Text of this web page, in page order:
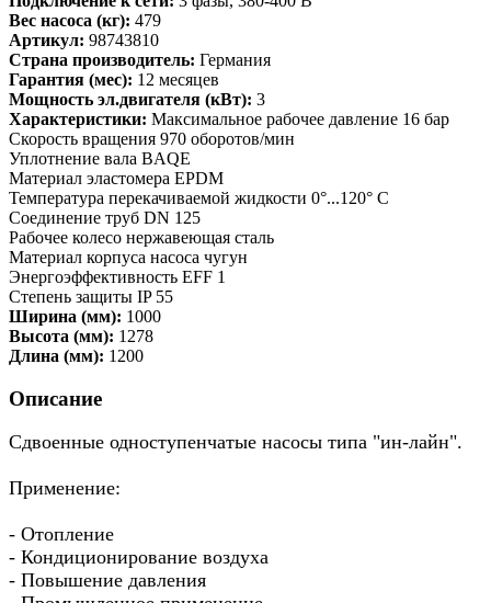
Вес насоса (кг): 479
Артикул: 98743810
Страна производитель: Германия
Гарантия (мес): 12 месяцев
Мощность эл.двигателя (кВт): 3
Характеристики: Максимальное рабочее давление 16 бар
Скорость вращения 970 оборотов/мин
Уплотнение вала BAQE
Материал эластомера EPDM
Температура перекачиваемой жидкости 0°...120° C
Соединение труб DN 125
Рабочее колесо нержавеющая сталь
Материал корпуса насоса чугун
Энергоэффективность EFF 1
Степень защиты IP 55
Ширина (мм): 1000
Высота (мм): 1278
Длина (мм): 1200
Описание
Сдвоенные одноступенчатые насосы типа "ин-лайн".
Применение:
- Отопление
- Кондиционирование воздуха
- Повышение давления